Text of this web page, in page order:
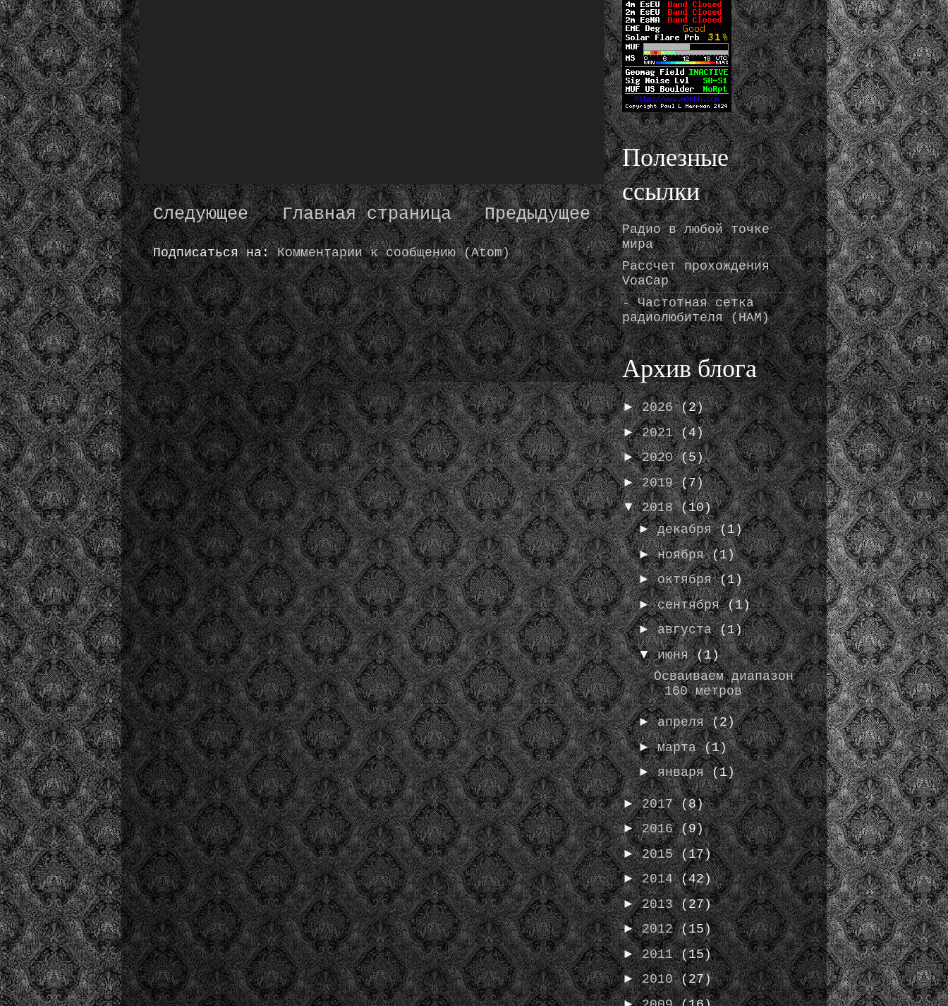
Следующее Предыдущее
Главная страница
Подписаться на:Комментарии к сообщению (Atom)
Полезные
ссылки
Радио в любой точке
мира
Рассчет прохождения
VoaCap
- Частотная сетка
радиолюбителя (HAM)
Архив блога
►2026(2)
►2021(4)
►2020(5)
►2019(7)
▼2018(10)
►декабря(1)
►ноября(1)
►октября(1)
►сентября(1)
►августа(1)
▼июня(1)
Осваиваем диапазон
160 метров
►апреля(2)
►марта(1)
►января(1)
►2017(8)
►2016(9)
►2015(17)
►2014(42)
►2013(27)
►2012(15)
►2011(15)
►2010(27)